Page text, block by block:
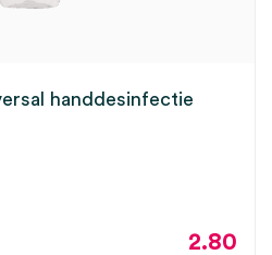
handdesinfectie
2.80